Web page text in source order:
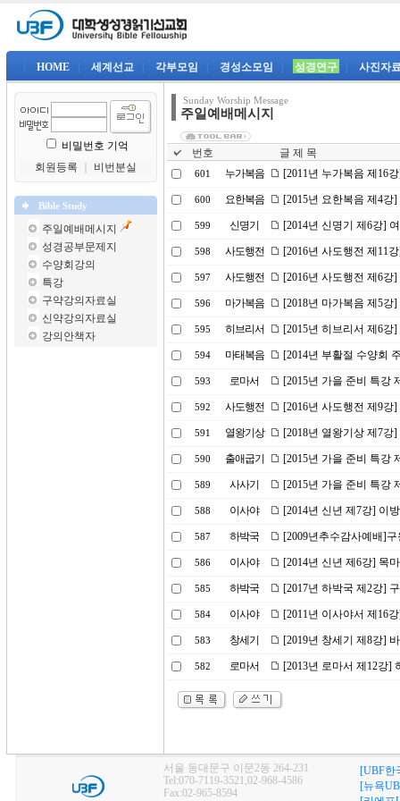
HOME 세계선교 각부모임 경성소모임 성경연구 사진자
비밀번호 기억
회원등록
비번분실
Bible Study
주일예배메시지
성경공부문제지
수양회강의
특강
구약강의자료실
신약강의자료실
강의안책자
Sunday Worship Message
주일예배메시지
번호 글 제 목
601 누가복음 [2011년 누가복음 제16
600 요한복음 [2015년 요한복음 제4강
599 신명기 [2014년 신명기 제6강]
598 사도행전 [2016년 사도행전 제11
597 사도행전 [2016년 사도행전 제6
596 마가복음 [2018년 마가복음 제5강
595 히브리서 [2015년 히브리서 제6강
594 마태복음 [2014년 부활절 수양회
593 로마서 [2015년 가을 준비 특강
592 사도행전 [2016년 사도행전 제9강
591 열왕기상 [2018년 열왕기상 제7강
590 출애굽기 [2015년 가을 준비 특강
589 사사기 [2015년 가을 준비 특강
588 이사야 [2014년 신년 제7강] 이
587 하박국 [2009년추수감사예배]
586 이사야 [2014년 신년 제6강] 목
585 하박국 [2017년 하박국 제2강]
584 이사야 [2011년 이사야서 제16
583 창세기 [2019년 창세기 제8강]
582 로마서 [2013년 로마서 제12강]
서울 동대문구 이문2동 264-231
Tel:070-7119-3521,02-968-4586
Fax:02-965-8594
[UBF한
[뉴욕